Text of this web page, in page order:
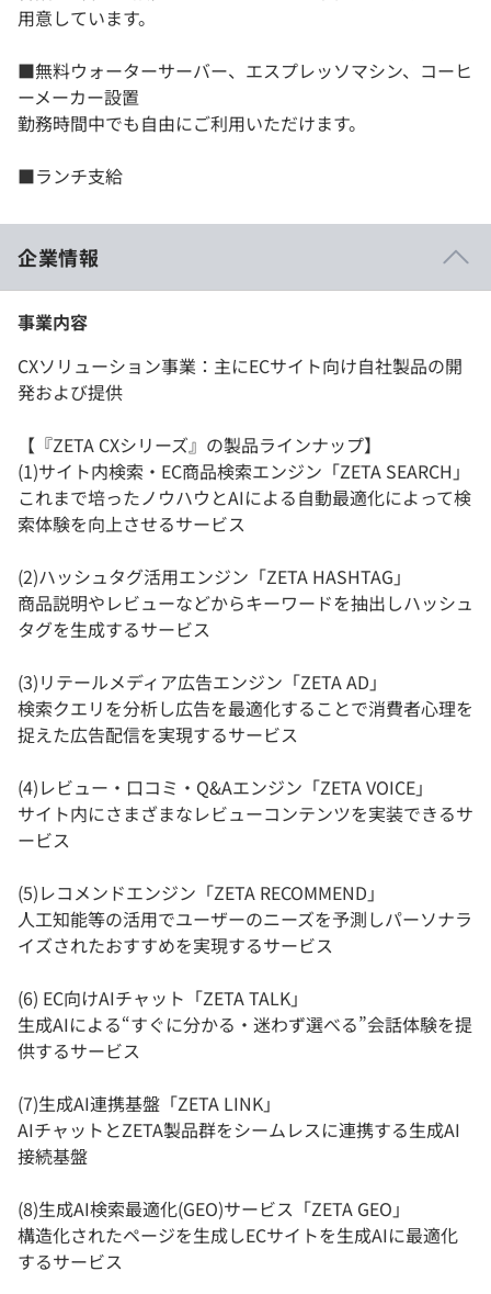
用意しています。
■無料ウォーターサーバー、エスプレッソマシン、コーヒ
ーメーカー設置
勤務時間中でも自由にご利用いただけます。
■ランチ支給
企業情報
事業内容
CXソリューション事業：主にECサイト向け自社製品の開
発および提供
【『ZETA CXシリーズ』の製品ラインナップ】
(1)サイト内検索・EC商品検索エンジン「ZETA SEARCH」
これまで培ったノウハウとAIによる自動最適化によって検
索体験を向上させるサービス
(2)ハッシュタグ活用エンジン「ZETA HASHTAG」
商品説明やレビューなどからキーワードを抽出しハッシュ
タグを生成するサービス
(3)リテールメディア広告エンジン「ZETA AD」
検索クエリを分析し広告を最適化することで消費者心理を
捉えた広告配信を実現するサービス
(4)レビュー・口コミ・Q&Aエンジン「ZETA VOICE」
サイト内にさまざまなレビューコンテンツを実装できるサ
ービス
(5)レコメンドエンジン「ZETA RECOMMEND」
人工知能等の活用でユーザーのニーズを予測しパーソナラ
イズされたおすすめを実現するサービス
(6) EC向けAIチャット「ZETA TALK」
生成AIによる“すぐに分かる・迷わず選べる”会話体験を提
供するサービス
(7)生成AI連携基盤「ZETA LINK」
AIチャットとZETA製品群をシームレスに連携する生成AI
接続基盤
(8)生成AI検索最適化(GEO)サービス「ZETA GEO」
構造化されたページを生成しECサイトを生成AIに最適化
するサービス